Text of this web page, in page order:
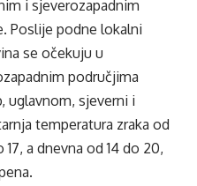
i sjeverozapadnim
Poslije podne lokalni
se očekuju u
područjima
uglavnom, sjeverni i
temperatura zraka od
17, a dnevna od 14 do 20,